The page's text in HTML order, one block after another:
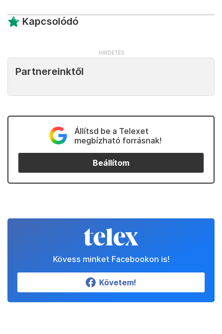
Kapcsolódó
Partnereinktől
Állítsd be a Telexet
megbízható forrásnak!
Beállítom
Kövess minket Facebookon is!
Követem!